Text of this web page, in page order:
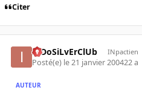
Citer
InDoSiLvErClUb INpactien
Posté(e) le 21 janvier 200422 a
AUTEUR